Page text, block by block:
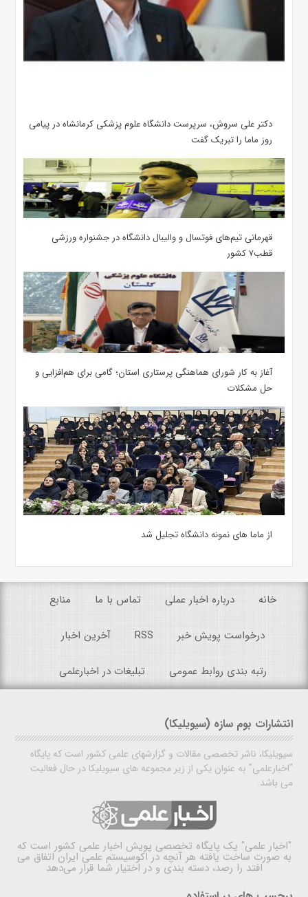
دکتر علی سروش، سرپرست دانشگاه علوم پزشکی کرمانشاه در پیامی
روز ماما را تبریک گفت
قهرمانی تیم‌های فوتسال و والیبال دانشگاه در جشنواره ورزشی
قطب۷ کشور
آغاز به کار شورای هماهنگی پرستاری استان؛ گامی برای هم‌افزایی و
حل مشکلات
از ماما های نمونه دانشگاه تجلیل شد
خانه درباره اخبار عملی تماس با ما منابع
درخواست پویش خبر RSS آخرین اخبار
رتبه بندی روابط عمومی تبلیغات در اخبارعلمی
انتشارات بوم سازه (سیویلیکا)
سیویلیکا، ناشر تخصصی مقالات و گزارشهای علمی کشور است که پایگاه
"اخبارعلمی" به عنوان یکی از زیر مجموعه های سیویلیکا در حال فعالیت
می باشد.
"اخبار علمی" یک پایگاه تخصصی پویش اخبار علمی کشور است که
به صورت ساخت یافته هر آنچه در اکوسیستم علمی ایران اتفاق می
افتد را رصد، دسته بندی و در اختیار شما قرار می‌دهد